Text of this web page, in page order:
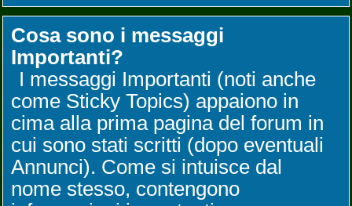
Cosa sono i messaggi
Importanti?
I messaggi Importanti (noti anche
come Sticky Topics) appaiono in
cima alla prima pagina del forum in
cui sono stati scritti (dopo eventuali
Annunci). Come si intuisce dal
nome stesso, contengono